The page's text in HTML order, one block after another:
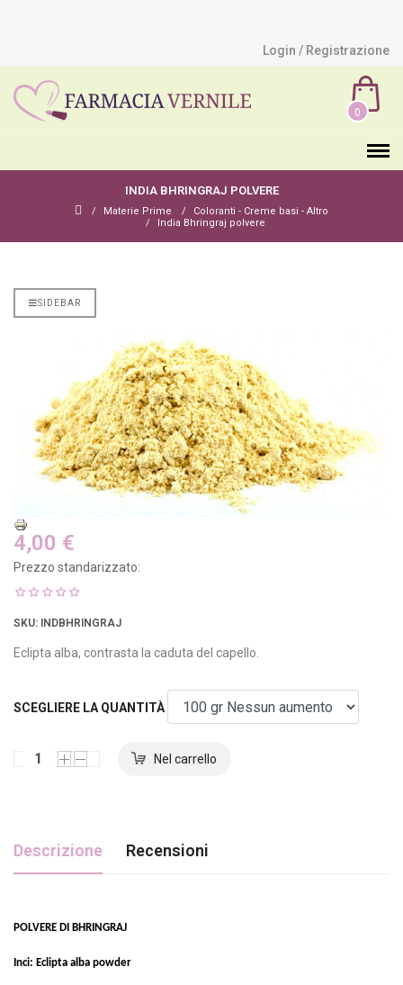
Login / Registrazione
0
INDIA BHRINGRAJ POLVERE
Materie Prime
Coloranti - Creme basi - Altro
India Bhringraj polvere
SIDEBAR
4,00 €
Prezzo standarizzato:
SKU: INDBHRINGRAJ
Eclipta alba, contrasta la caduta del capello.
SCEGLIERE LA QUANTITÀ
Descrizione Recensioni
POLVERE DI BHRINGRAJ
Inci: Eclipta alba powder